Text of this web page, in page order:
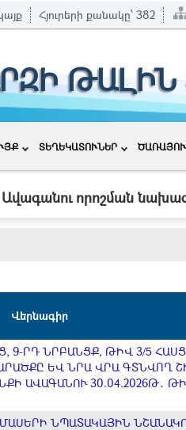
Հյուրերի քանակը՝ 382
ՏԵՂԵԿԱՏՈՒՆԵՐ
Ավագանու որոշման
Վերնագիր
9-ՐԴ ՆՐԲԱՆՑՔ, ԹԻՎ 3/5
ԵՎ ՆՐԱ ՎՐԱ ԳՏՆՎՈՂ
ԱՎԱԳԱՆՈՒ 30.04.2026Թ․
ՆՊԱՏԱԿԱՅԻՆ